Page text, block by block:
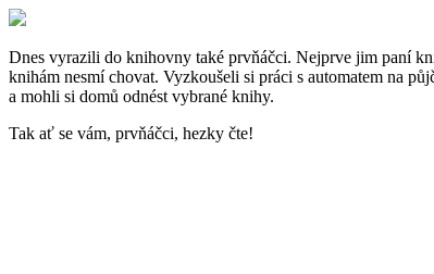
Dnes vyrazili do knihovny také prvňáčci. Nejprve jim paní
knihám nesmí chovat. Vyzkoušeli si práci s automatem na
a mohli si domů odnést vybrané knihy.
Tak ať se vám, prvňáčci, hezky čte!